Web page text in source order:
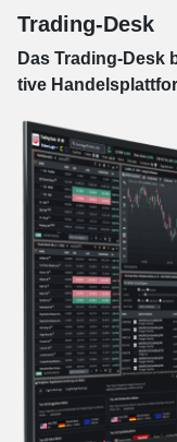
Trading-Desk
Das Trading-Desk
tive